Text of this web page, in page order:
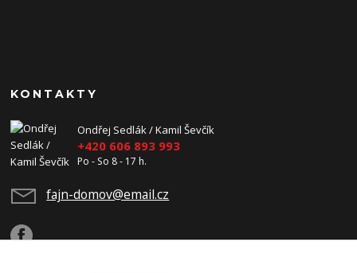
KONTAKTY
Ondřej Sedlák / Kamil Ševčík
+420 606 893 993
Po - So 8 - 17 h.
fajn-domov@email.cz